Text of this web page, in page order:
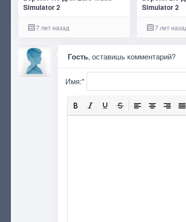
Simulator 2
7 лет назад
Simulator 2
7 лет
Гость, оставишь комментарий?
Имя:*